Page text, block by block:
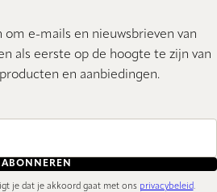
om e-mails en nieuwsbrieven van
als eerste op de hoogte te zijn van
en aanbiedingen.
ABONNEREN
je dat je akkoord gaat met ons privacybeleid.